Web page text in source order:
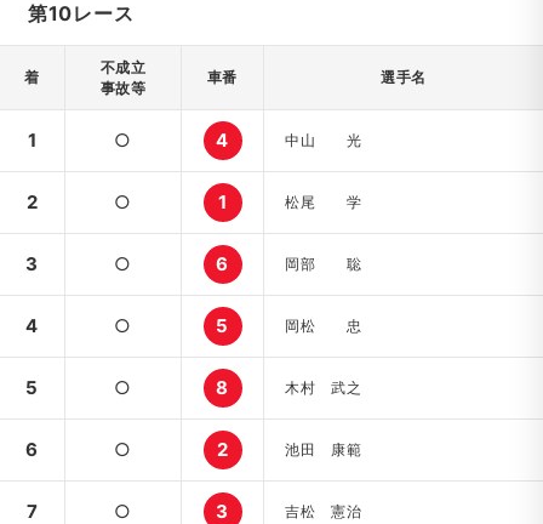
第10レース
着
不成立
事故等
車番 選手名
1 ○ 4 中山 光
2 ○ 1 松尾 学
3 ○ 6 岡部 聡
4 ○ 5 岡松 忠
5 ○ 8 木村 武之
6 ○ 2 池田 康範
7 ○ 3 吉松 憲治